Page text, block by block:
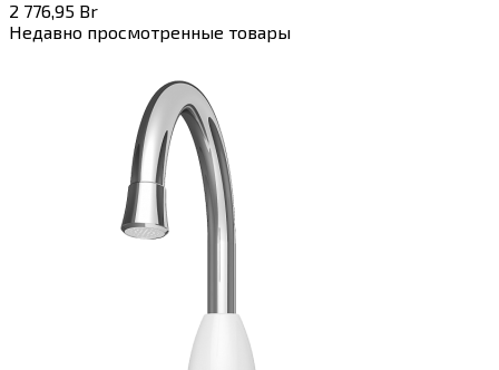
2 776,95 Br
Недавно просмотренные товары